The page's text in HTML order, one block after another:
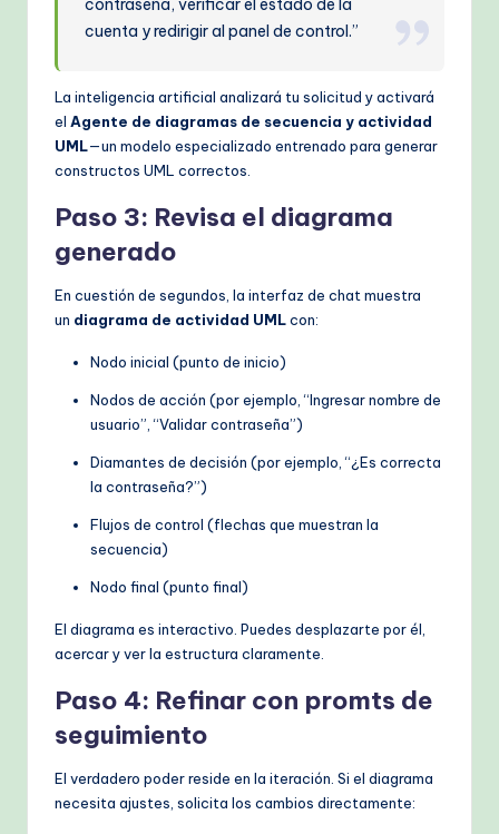
contraseña, verificar el estado de la
cuenta y redirigir al panel de control.”
La inteligencia artificial analizará tu solicitud y activará
el Agente de diagramas de secuencia y actividad
UML—un modelo especializado entrenado para generar
constructos UML correctos.
Paso 3: Revisa el diagrama
generado
En cuestión de segundos, la interfaz de chat muestra
un diagrama de actividad UMLcon:
Nodo inicial (punto de inicio)
Nodos de acción (por ejemplo, “Ingresar nombre de
usuario”, “Validar contraseña”)
Diamantes de decisión (por ejemplo, “¿Es correcta
la contraseña?”)
Flujos de control (flechas que muestran la
secuencia)
Nodo final (punto final)
El diagrama es interactivo. Puedes desplazarte por él,
acercar y ver la estructura claramente.
Paso 4: Refinar con promts de
seguimiento
El verdadero poder reside en la iteración. Si el diagrama
necesita ajustes, solicita los cambios directamente: